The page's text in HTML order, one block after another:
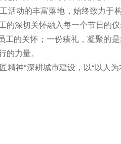
活动的丰富落地，始终致力于
的深切关怀融入每一个节日的
的关怀；一份臻礼，凝聚的
力量。
神”深耕城市建设，以“以人